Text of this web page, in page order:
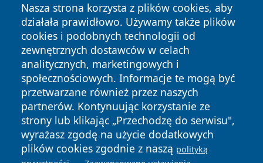
Nasza strona korzysta z plików cookies, aby
działała prawidłowo. Używamy także plików
cookies i podobnych technologii od
zewnętrznych dostawców w celach
analitycznych, marketingowych i
społecznościowych. Informacje te mogą być
przetwarzane również przez naszych
partnerów. Kontynuując korzystanie ze
strony lub klikając „Przechodzę do serwisu",
wyrażasz zgodę na użycie dodatkowych
plików cookies zgodnie z naszą polityką
Copyright © 2026 wiadomosciolsztyn.pl Wszystkie prawa
zastrzeżone.
News Autorzy
Polityka
Polityka